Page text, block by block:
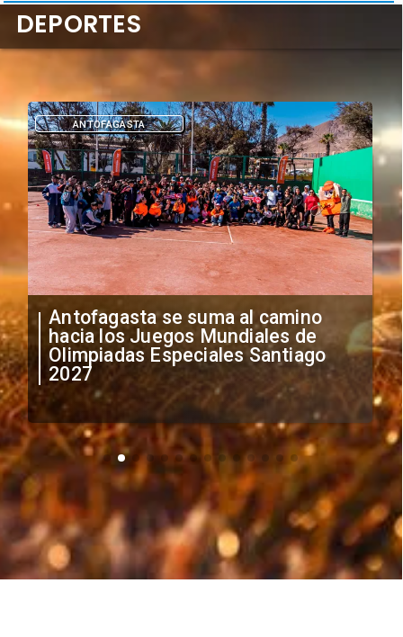
"Falta de profesionalismo": Sifup
anuncia medidas por situación
irregular de futbolistas
extranjeros
DEPORTES
DEPORTES